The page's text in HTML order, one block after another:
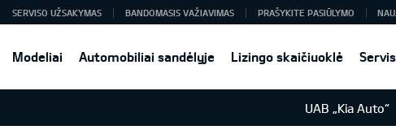
Modeliai Automobiliai sandėlyje Lizingo skaičiuoklė
SERVISO UŽSAKYMAS BANDOMASIS VAŽIAVIMAS PRAŠYKITE PASIŪLYMO
UAB „Kia Auto“